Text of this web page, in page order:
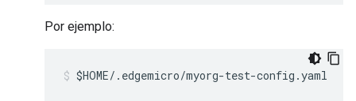
Por ejemplo:
$HOME/.edgemicro/myorg-test-config.yaml